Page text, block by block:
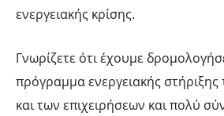
ενεργειακής κρίσης.
Γνωρίζετε ότι έχουμε
πρόγραμμα ενεργειακής στήριξης
και των επιχειρήσεων και πολύ